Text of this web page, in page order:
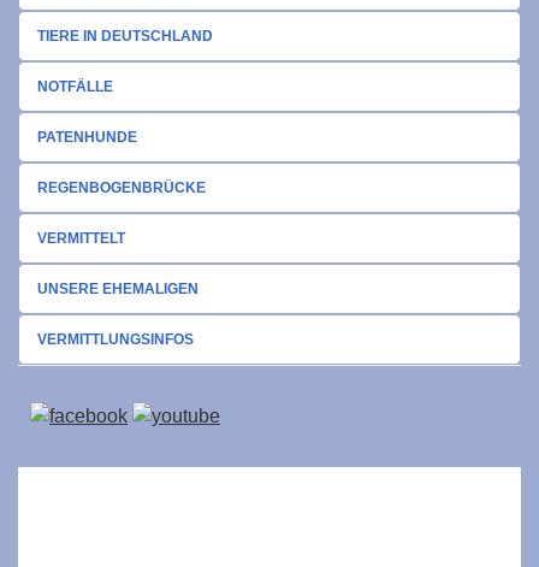
TIERE IN DEUTSCHLAND
NOTFÄLLE
PATENHUNDE
REGENBOGENBRÜCKE
VERMITTELT
UNSERE EHEMALIGEN
VERMITTLUNGSINFOS